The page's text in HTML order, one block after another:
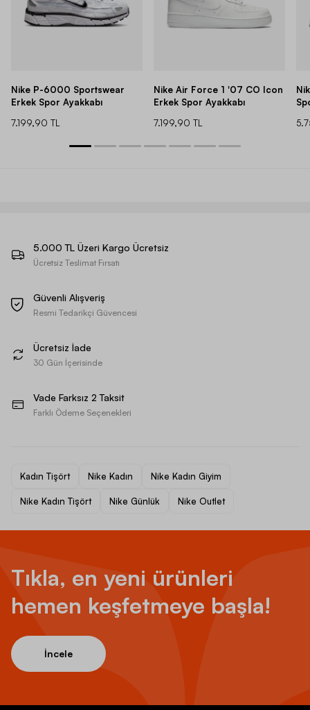
Nike P-6000 Sportswear
Erkek Spor Ayakkabı
7.199,90 TL
Nike Air Force 1 '07 CO Icon
Erkek Spor Ayakkabı
7.199,90 TL
5.000 TL Üzeri Kargo Ücretsiz
Ücretsiz Teslimat Fırsatı
Güvenli Alışveriş
Resmi Tedarikçi Güvencesi
Ücretsiz İade
30 Gün İçerisinde
Vade Farksız 2 Taksit
Farklı Ödeme Seçenekleri
Kadın Tişört Nike Kadın Nike Kadın Giyim
Nike Kadın Tişört Nike Günlük Nike Outlet
Tıkla, en yeni ürünleri
hemen keşfetmeye başla!
İncele